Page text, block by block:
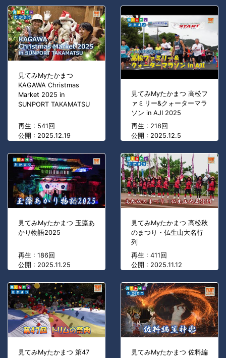
見てみMyたかまつ
KAGAWA Christmas
Market 2025 in
SUNPORT TAKAMATSU
再生 : 541回
公開 : 2025.12.19
見てみMyたかまつ 高松フ
ァミリー&クォーターマラ
ソン in AJI 2025
再生 : 218回
公開 : 2025.12.5
見てみMyたかまつ 玉藻あ
かり物語2025
再生 : 186回
公開 : 2025.11.25
見てみMyたかまつ 高松秋
のまつり・仏生山大名行
列
再生 : 411回
公開 : 2025.11.12
見てみMyたかまつ 第47 見てみMyたかまつ 佐料編